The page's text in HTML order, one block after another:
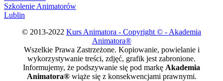
Szkolenie Animatorów
Lublin
© 2013-2022 Kurs Animatora - Copyright © - Akademia
Animatora®
Wszelkie Prawa Zastrzeżone. Kopiowanie, powielanie i
wykorzystywanie treści, zdjęć, grafik jest zabronione.
Informujemy, że podszywanie się pod markę Akademia
Animatora®wiąże się z konsekwencjami prawnymi.